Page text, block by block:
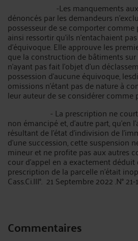
-Les manquements aux
dénoncés par les demandeurs
possesseur de se comporter
ainsi ressortir qu'ils n'entachaient
d'équivoque. Elle approuve les
que la construction de bâtiments
n'ayant pas fait l'objet d'un
possession d'aucune équivoque,
omissions n'étant pas de nature à
leur auteur de se considérer
- La prescription ne court
non émancipé et, d'autre part, qu'en
résultant de l'état d'indivision de
d'une succession, cette suspension
mineur et ne profite pas aux autres
cour d'appel en a exactement
prescription de la parcelle n'était
Cass.Ci.III°. 21 Septembre 2022 .N° 21-
Commentaires